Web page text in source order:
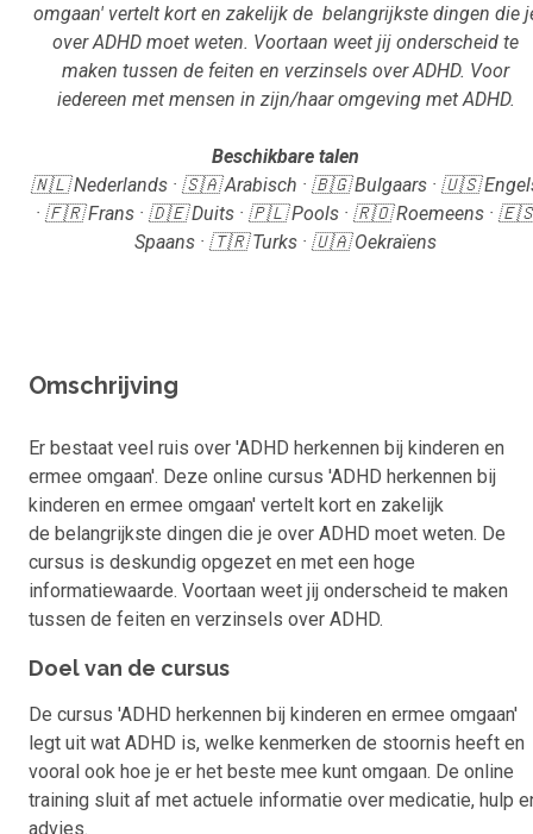
omgaan' vertelt kort en zakelijk de belangrijkste dingen die
over ADHD moet weten. Voortaan weet jij onderscheid te
maken tussen de feiten en verzinsels over ADHD. Voor
iedereen met mensen in zijn/haar omgeving met ADHD.
Beschikbare talen
🇳🇱 Nederlands · 🇸🇦 Arabisch · 🇧🇬 Bulgaars · 🇺🇸
· 🇫🇷 Frans · 🇩🇪 Duits · 🇵🇱 Pools · 🇷🇴 Roemeens ·
Spaans · 🇹🇷 Turks · 🇺🇦 Oekraïens
Omschrijving
Er bestaat veel ruis over 'ADHD herkennen bij kinderen en
ermee omgaan'. Deze online cursus 'ADHD herkennen bij
kinderen en ermee omgaan' vertelt kort en zakelijk
de belangrijkste dingen die je over ADHD moet weten. De
cursus is deskundig opgezet en met een hoge
informatiewaarde. Voortaan weet jij onderscheid te maken
tussen de feiten en verzinsels over ADHD.
Doel van de cursus
De cursus 'ADHD herkennen bij kinderen en ermee omgaan'
legt uit wat ADHD is, welke kenmerken de stoornis heeft en
vooral ook hoe je er het beste mee kunt omgaan. De online
training sluit af met actuele informatie over medicatie, hulp
advies.